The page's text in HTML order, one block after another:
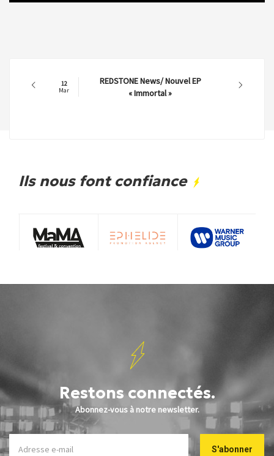
12
Mar
REDSTONE News/ Nouvel EP
« Immortal »
Ils nous font confiance
Restons connectés.
Abonnez-vous à notre newsletter.